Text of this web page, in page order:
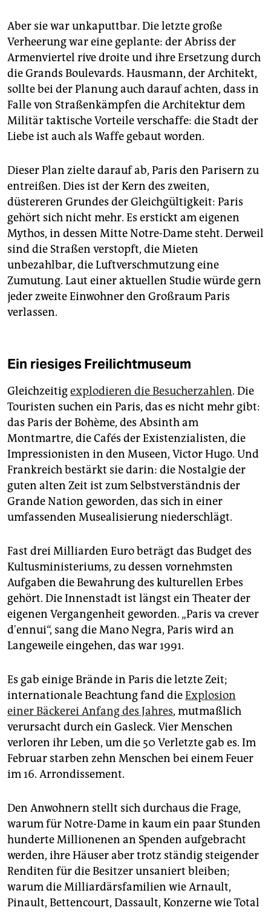
Aber sie war unkaputtbar. Die letzte große
Verheerung war eine geplante: der Abriss der
Armenviertel rive droite und ihre Ersetzung durch
die Grands Boulevards. Hausmann, der Architekt,
sollte bei der Planung auch darauf achten, dass in
Falle von Straßenkämpfen die Architektur dem
Militär taktische Vorteile verschaffe: die Stadt der
Liebe ist auch als Waffe gebaut worden.
Dieser Plan zielte darauf ab, Paris den Parisern zu
entreißen. Dies ist der Kern des zweiten,
düstereren Grundes der Gleichgültigkeit: Paris
gehört sich nicht mehr. Es erstickt am eigenen
Mythos, in dessen Mitte Notre-Dame steht. Derweil
sind die Straßen verstopft, die Mieten
unbezahlbar, die Luftverschmutzung eine
Zumutung. Laut einer aktuellen Studie würde gern
jeder zweite Einwohner den Großraum Paris
verlassen.
Ein riesiges Freilichtmuseum
Gleichzeitigexplodieren die Besucherzahlen. Die
Touristen suchen ein Paris, das es nicht mehr gibt:
das Paris der Bohème, des Absinth am
Montmartre, die Cafés der Existenzialisten, die
Impressionisten in den Museen, Victor Hugo. Und
Frankreich bestärkt sie darin: die Nostalgie der
guten alten Zeit ist zum Selbstverständnis der
Grande Nation geworden, das sich in einer
umfassenden Musealisierung niederschlägt.
Fast drei Milliarden Euro beträgt das Budget des
Kultusministeriums, zu dessen vornehmsten
Aufgaben die Bewahrung des kulturellen Erbes
gehört. Die Innenstadt ist längst ein Theater der
eigenen Vergangenheit geworden. „Paris va crever
d'ennui“, sang die Mano Negra, Paris wird an
Langeweile eingehen, das war 1991.
Es gab einige Brände in Paris die letzte Zeit;
internationale Beachtung fand dieExplosion
einer Bäckerei Anfang des Jahres, mutmaßlich
verursacht durch ein Gasleck. Vier Menschen
verloren ihr Leben, um die 50 Verletzte gab es. Im
Februar starben zehn Menschen bei einem Feuer
im 16. Arrondissement.
Den Anwohnern stellt sich durchaus die Frage,
warum für Notre-Dame in kaum ein paar Stunden
hunderte Millionenen an Spenden aufgebracht
werden, ihre Häuser aber trotz ständig steigender
Renditen für die Besitzer unsaniert bleiben;
warum die Milliardärsfamilien wie Arnault,
Pinault, Bettencourt, Dassault, Konzerne wie Total